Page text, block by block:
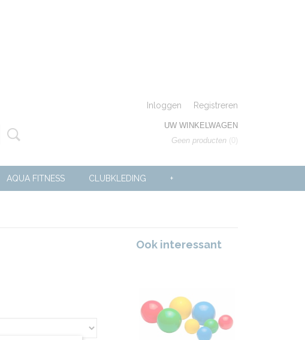
Inloggen Registreren
UW WINKELWAGEN
Geen producten (0)
AQUA FITNESS CLUBKLEDING +
Ook interessant